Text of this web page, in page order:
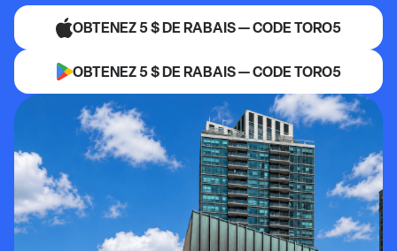
OBTENEZ 5 $ DE RABAIS — CODE TORO5
OBTENEZ 5 $ DE RABAIS — CODE TORO5